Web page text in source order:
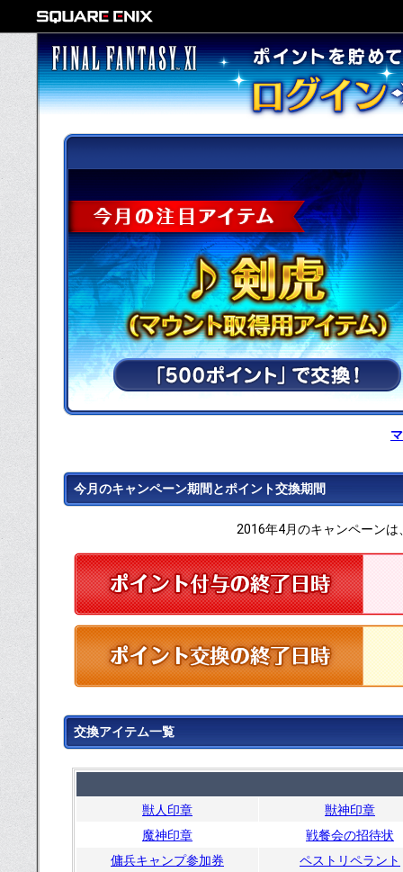
今月のキャンペーン期間とポイント交換期間
2016年4月のキャンペーン
交換アイテム一覧
獣人印章
獣神印章
魔神印章
戦餐会の招待状
傭兵キャンプ参加券
ペストリペラント